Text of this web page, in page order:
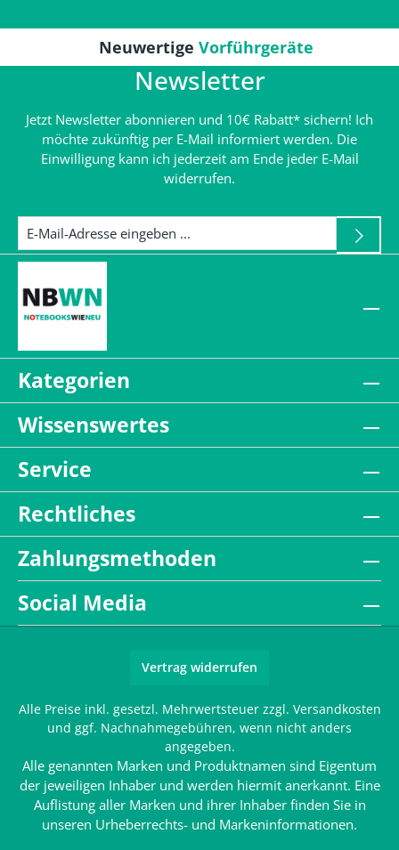
Neuwertige Vorführgeräte
Newsletter
Jetzt Newsletter abonnieren und 10€ Rabatt* sichern! Ich
möchte zukünftig per E-Mail informiert werden. Die
Einwilligung kann ich jederzeit am Ende jeder E-Mail
widerrufen.
Kategorien
Wissenswertes
Service
Rechtliches
Zahlungsmethoden
Social Media
Vertrag widerrufen
Alle Preise inkl. gesetzl. Mehrwertsteuer zzgl. Versandkosten
und ggf. Nachnahmegebühren, wenn nicht anders
angegeben.
Alle genannten Marken und Produktnamen sind Eigentum
der jeweiligen Inhaber und werden hiermit anerkannt. Eine
Auflistung aller Marken und ihrer Inhaber finden Sie in
unseren Urheberrechts- und Markeninformationen.